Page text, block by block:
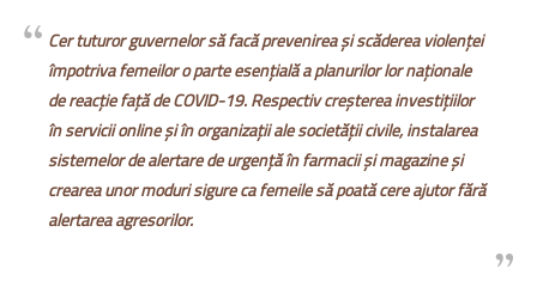
Cer tuturor guvernelor să facă prevenirea şi scăderea violenţei
împotriva femeilor o parte esenţială a planurilor lor naţionale
de reacţie faţă de COVID-19. Respectiv creşterea investiţiilor
în servicii online şi în organizaţii ale societăţii civile, instalarea
sistemelor de alertare de urgenţă în farmacii şi magazine şi
crearea unor moduri sigure ca femeile să poată cere ajutor fără
alertarea agresorilor.